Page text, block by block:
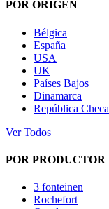
POR ORIGEN
Bélgica
España
USA
UK
Países Bajos
Dinamarca
República Checa
Ver Todos
POR PRODUCTOR
3 fonteinen
Rochefort